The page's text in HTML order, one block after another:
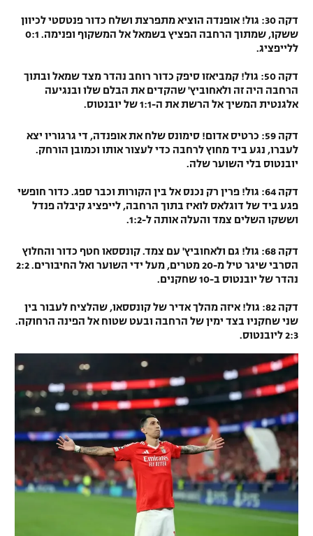
דקה 30: גול! אופנדה הוציא מתפרצת ושלח כדור פנטסטי לכיוון
ששקו, שמתוך הרחבה הפציץ בשמאל אל המשקוף ופנימה. 0:1
ללייפציג.
דקה 50: גול! קמביאזו סיפק כדור רוחב נהדר מצד שמאל ובתוך
הרחבה היה זה ולאחוביץ' שהקדים את הבלם שלו ובנגיעה
אלגנטית המשיך אל הרשת את ה-1:1 של יובנטוס.
דקה 59: כרטיס אדום! סימונס שלח את אופנדה, די גרגוריו יצא
לעברו, נגע ביד מחוץ לרחבה כדי לעצור אותו וכמובן הורחק.
יובנטוס בלי השוער שלה.
דקה 64: גול! פרין רק נכנס אל בין הקורות וכבר ספג. כדור חופשי
פגע ביד של דוגלאס לואיז בתוך הרחבה, לייפציג קיבלה פנדל
וששקו השלים צמד והעלה אותה ל-1:2.
דקה 68: גול! גם ולאחוביץ' עם צמד. קונססאו חטף כדור והחלוץ
הסרבי שיגר טיל מ-20 מטרים, מעל ידי השוער ואל החיבורים. 2:2
נהדר של יובנטוס ב-10 שחקנים.
דקה 82: גול! איזה מהלך אדיר של קונססאו, שהלציח לעבור בין
שני שחקניו בצד ימין של הרחבה ובעט שטוח אל הפינה הרחוקה.
2:3 ליובנטוס.